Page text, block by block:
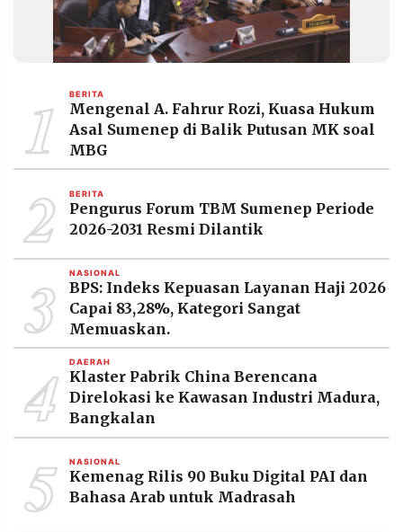
1 BERITA
Mengenal A. Fahrur Rozi, Kuasa Hukum
Asal Sumenep di Balik Putusan MK soal
MBG
2 BERITA
Pengurus Forum TBM Sumenep Periode
2026-2031 Resmi Dilantik
3 NASIONAL
BPS: Indeks Kepuasan Layanan Haji 2026
Capai 83,28%, Kategori Sangat
Memuaskan.
4 DAERAH
Klaster Pabrik China Berencana
Direlokasi ke Kawasan Industri Madura,
Bangkalan
5 NASIONAL
Kemenag Rilis 90 Buku Digital PAI dan
Bahasa Arab untuk Madrasah